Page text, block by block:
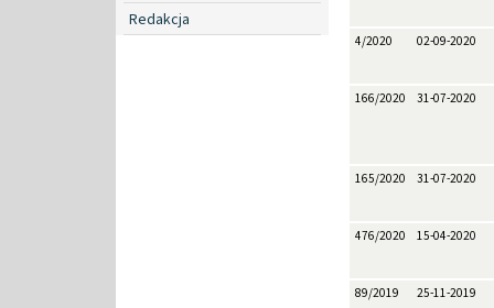
Redakcja
4/2020 02-09-2020
166/2020 31-07-2020
165/2020 31-07-2020
476/2020 15-04-2020
89/2019 25-11-2019